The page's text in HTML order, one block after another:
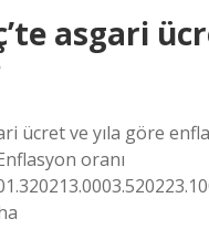
asgari
ücret ve yıla göre
oranı